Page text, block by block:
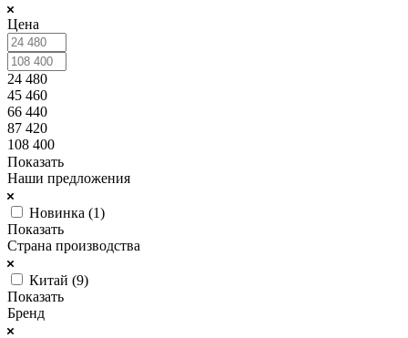
Цена
24 480
45 460
66 440
87 420
108 400
Показать
Наши предложения
Новинка (1)
Показать
Страна производства
Китай (9)
Показать
Бренд